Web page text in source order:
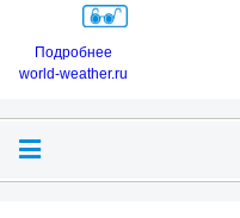
Подробнее
world-weather.ru